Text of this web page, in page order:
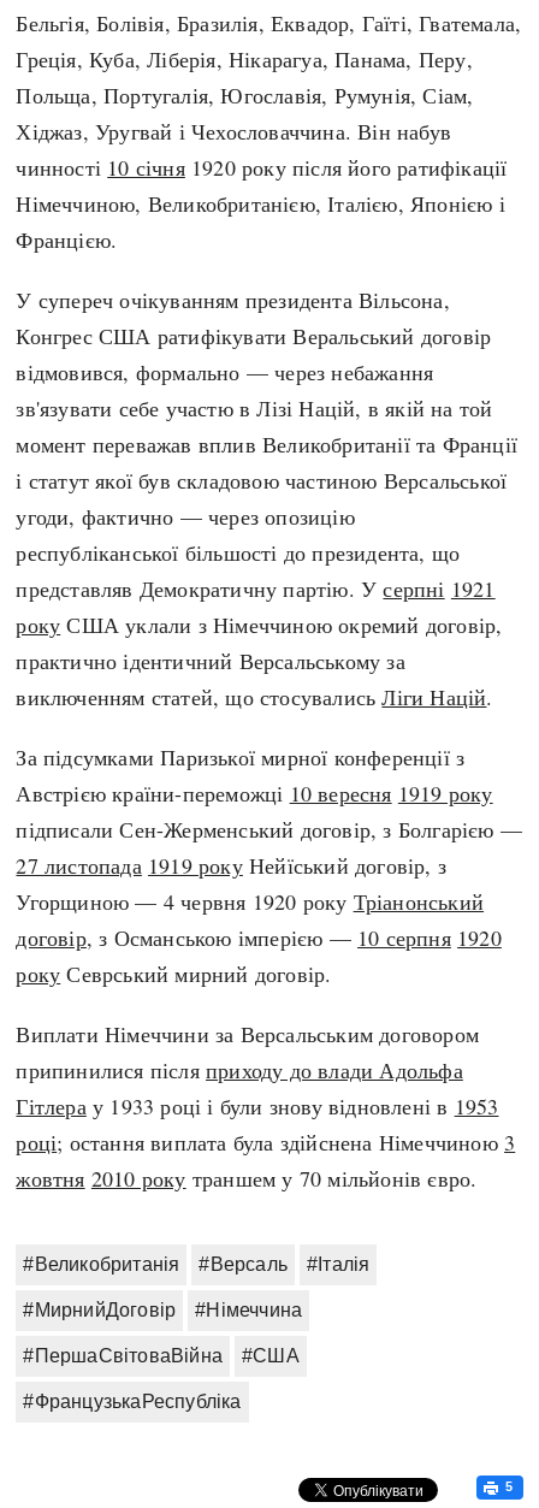
Бельгія, Болівія, Бразилія, Еквадор, Гаїті, Гватемала,
Греція, Куба, Ліберія, Нікарагуа, Панама, Перу,
Польща, Португалія, Югославія, Румунія, Сіам,
Хіджаз, Уругвай і Чехословаччина. Він набув
чинності 10 січня1920 року після його ратифікації
Німеччиною, Великобританією, Італією, Японією і
Францією.
У супереч очікуванням президента Вільсона,
Конгрес США ратифікувати Веральський договір
відмовився, формально — через небажання
зв'язувати себе участю в Лізі Націй, в якій на той
момент переважав вплив Великобританії та Франції
і статут якої був складовою частиною Версальської
угоди, фактично — через опозицію
республіканської більшості до президента, що
представляв Демократичну партію. Усерпні 1921
року США уклали з Німеччиною окремий договір,
практично ідентичний Версальському за
виключенням статей, що стосувалисьЛіги Націй.
За підсумками Паризької мирної конференції з
Австрією країни-переможці 10 вересня 1919 року
підписали Сен-Жерменський договір, з Болгарією —
27 листопада 1919 рокуНейїський договір, з
Угорщиною — 4 червня 1920 року Тріанонський
договір, з Османською імперією — 10 серпня 1920
року Севрський мирний договір.
Виплати Німеччини за Версальським договором
припинилися післяприходу до влади Адольфа
Гітлера у 1933 році і були знову відновлені в 1953
році; остання виплата була здійснена Німеччиною 3
жовтня 2010 року траншем у 70 мільйонів євро.
#Великобританія #Версаль #Італія
#МирнийДоговір #Німеччина
#ПершаСвітоваВійна #США
#ФранцузькаРеспубліка
5